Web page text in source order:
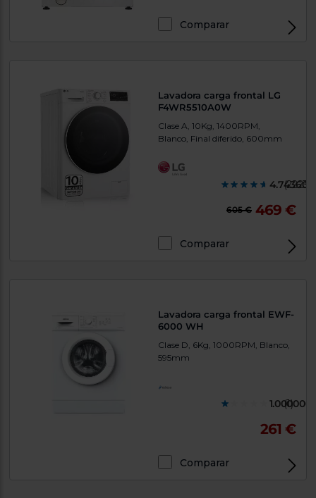
Comparar
Lavadora carga frontal LG
F4WR5510A0W
Clase A, 10Kg, 1400RPM,
Blanco, Final diferido, 600mm
(2223)
605 € 469 €
Comparar
Lavadora carga frontal EWF-
6000 WH
Clase D, 6Kg, 1000RPM, Blanco,
595mm
(1)
261 €
Comparar